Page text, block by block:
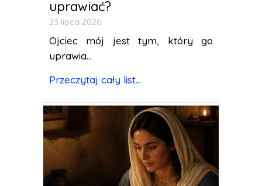
uprawiać?
23 lipca 2026
Ojciec mój jest tym, który go
uprawia...
Przeczytaj cały list...